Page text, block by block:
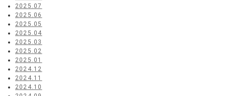
2025.07
2025.06
2025.05
2025.04
2025.03
2025.02
2025.01
2024.12
2024.11
2024.10